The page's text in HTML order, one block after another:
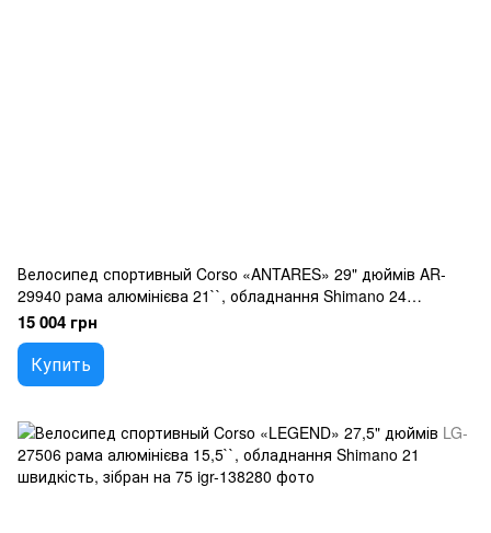
Велосипед спортивный Corso «ANTARES» 29" дюймів AR-
29940 рама алюмінієва 21``, обладнання Shimano 24
швидкості, зібран на 75
15 004 грн
Купить